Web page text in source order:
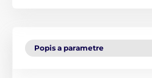
Popis a parametre